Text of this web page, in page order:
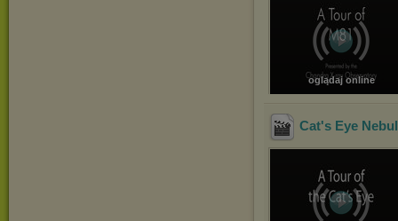
oglądaj online
Cat's Eye